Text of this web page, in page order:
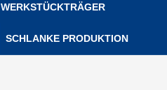
WERKSTÜCKTRÄGER
SCHLANKE PRODUKTION